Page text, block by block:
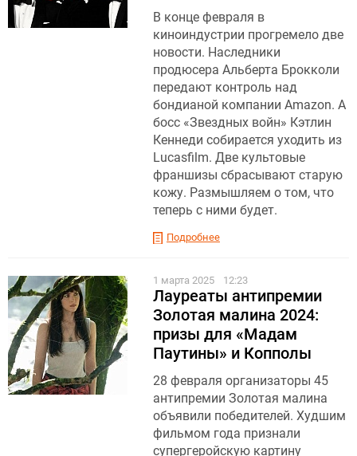
В конце февраля в
киноиндустрии прогремело две
новости. Наследники
продюсера Альберта Брокколи
передают контроль над
бондианой компании Amazon. А
босс «Звездных войн» Кэтлин
Кеннеди собирается уходить из
Lucasfilm. Две культовые
франшизы сбрасывают старую
кожу. Размышляем о том, что
теперь с ними будет.
Подробнее
1 марта 2025 12:23
Лауреаты антипремии
Золотая малина 2024:
призы для «Мадам
Паутины» и Копполы
28 февраля организаторы 45
антипремии Золотая малина
объявили победителей. Худшим
фильмом года признали
супергеройскую картину